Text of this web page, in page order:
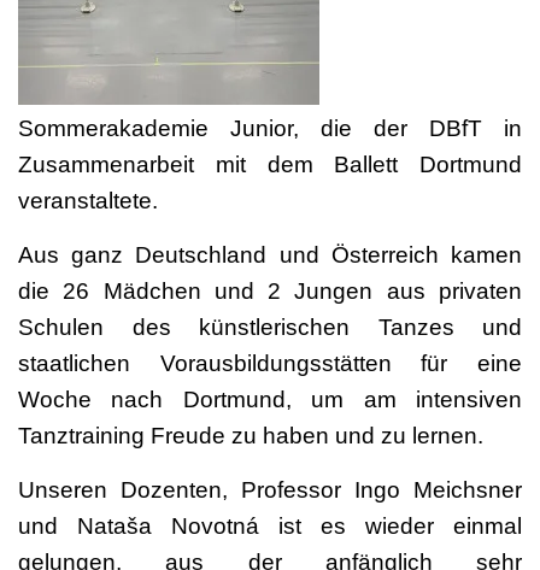
Sommerakademie Junior, die der DBfT in
Zusammenarbeit mit dem Ballett Dortmund
veranstaltete.
Aus ganz Deutschland und Österreich kamen
die 26 Mädchen und 2 Jungen aus privaten
Schulen des künstlerischen Tanzes und
staatlichen Vorausbildungsstätten für eine
Woche nach Dortmund, um
am intensiven
Tanztraining Freude zu haben und zu lernen.
Unseren Dozenten, Professor Ingo Meichsner
und Nataša Novotná ist es wieder einmal
gelungen, aus der anfänglich sehr